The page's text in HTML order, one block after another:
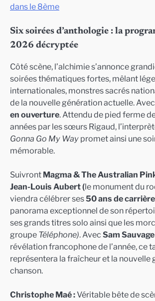
dans le 8ème
Six soirées d’anthologie : la
2026 décryptée
Côté scène, l’alchimie s’annonce
soirées thématiques fortes, mêlant
internationales, monstres sacrés
de la nouvelle génération actuelle. Avec
en ouverture. Attendu de pied ferme
années par les sœurs Rigaud,
Gonna Go My Way promet ainsi une
mémorable.
Suivront Magma & The Australian
Jean-Louis Aubert (le monument du
viendra célébrer ses50 ans de carrière
panorama exceptionnel de son
ses grands titres solo ainsi que les
groupe Téléphone). Avec Sam
révélation francophone de l’année, ce
représentera la fraîcheur et la nouvelle
chanson.
Christophe Maé :Véritable bête de